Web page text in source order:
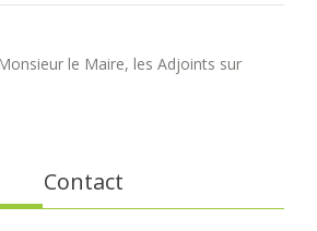
le Maire, les Adjoints sur
Contact